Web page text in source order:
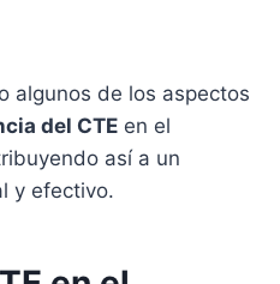
algunos de los aspectos
del CTE en el
así a un
y efectivo.